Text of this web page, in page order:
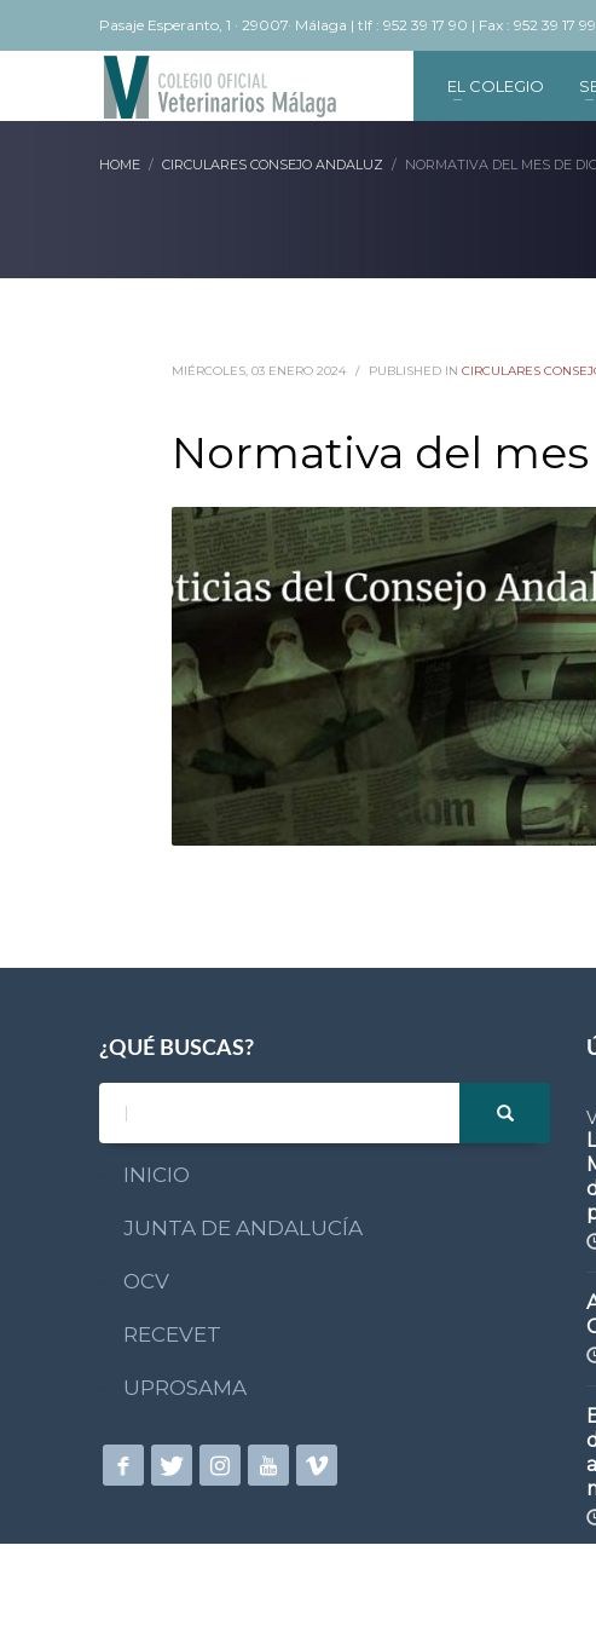
Pasaje Esperanto, 1 · 29007· Málaga | tlf : 952 39 17 90 | Fax : 952 39 17
EL COLEGIO
HOME CIRCULARES CONSEJO ANDALUZ NORMATIVA DEL MES DE
MIÉRCOLES, 03 ENERO 2024 / PUBLISHED IN CIRCULARES
Normativa del
¿QUÉ BUSCAS?
INICIO
JUNTA DE ANDALUCÍA
OCV
RECEVET
UPROSAMA